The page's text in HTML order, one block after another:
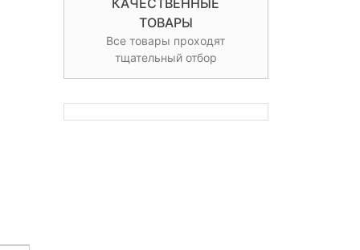
КАЧЕСТВЕННЫЕ
ТОВАРЫ
Все товары проходят
тщательный отбор